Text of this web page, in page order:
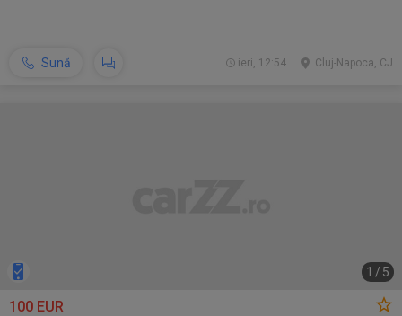
Sună Cluj-Napoca, CJ
ieri, 12:54
1 / 5
100 EUR